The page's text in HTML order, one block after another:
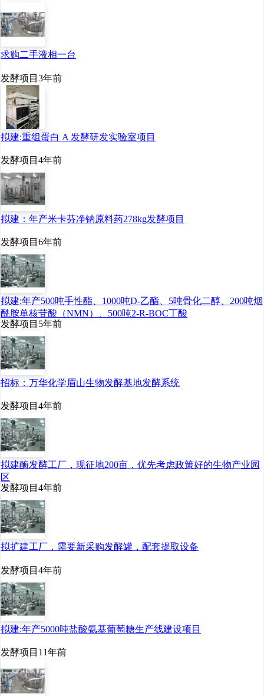
玩转微信抢占手机端等十
几场精品会议论坛。
求购二手液相一台
发酵项目 3年前
拟建:重组蛋白 A 发酵研发实验室项目
发酵项目 4年前
拟建：年产米卡芬净钠原料药278kg发酵项目
发酵项目 6年前
拟建:年产500吨手性酯、1000吨D-乙酯、5吨骨化二醇、200吨烟
酰胺单核苷酸（NMN）、500吨2-R-BOC丁酸
发酵项目 5年前
招标：万华化学眉山生物发酵基地发酵系统
发酵项目 4年前
拟建酶发酵工厂，现征地200亩，优先考虑政策好的生物产业园
区
发酵项目 4年前
拟扩建工厂，需要新采购发酵罐，配套提取设备
发酵项目 4年前
拟建:年产5000吨盐酸氨基葡萄糖生产线建设项目
发酵项目 11年前